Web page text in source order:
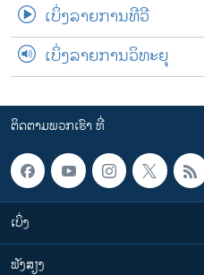
ເບິ່ງລາຍການທີວີ
ເບິ່ງລາຍການວິທະຍຸ
ຕິດຕາມພວກເຮົາ ທີ່
ເບິ່ງ
ຟັງສຽງ